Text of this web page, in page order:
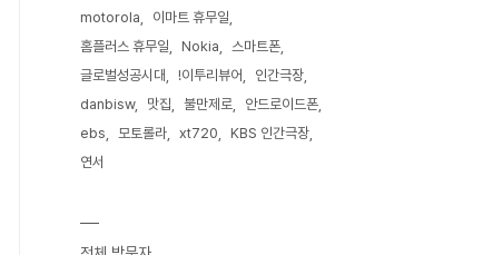
motorola
이마트 휴무일
홈플러스 휴무일
Nokia
스마트폰
글로벌성공시대
!이투리뷰어
인간극장
danbisw
맛집 불만제로
안드로이드폰
ebs
모토롤라 xt720
KBS 인간극장
연서